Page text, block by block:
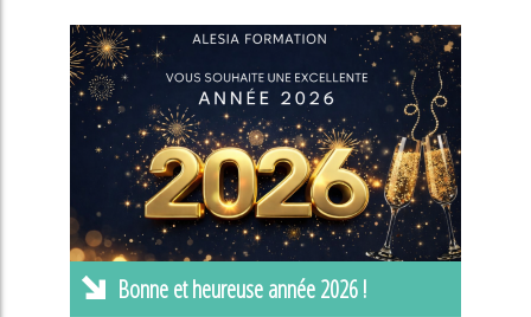
Bonne et heureuse année 2026 !